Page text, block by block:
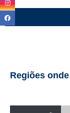
colocação de drywall
colocação de drywall
empresa de
colocação drywall
Regiões